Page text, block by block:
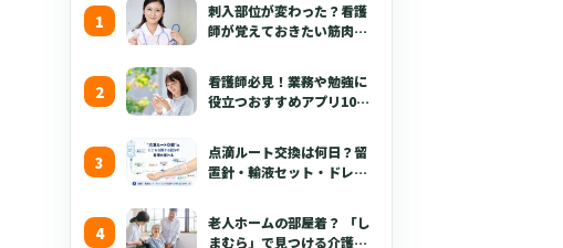
刺入部位が変わった？看護
師が覚えておきたい筋肉注
看護師必見！業務や勉強に
役立つおすすめアプリ10選
点滴ルート交換は何日？留
置針・輸液セット・ドレッ
【2026年版】
老人ホームの部屋着？ 「し
まむら」で見つける介護職